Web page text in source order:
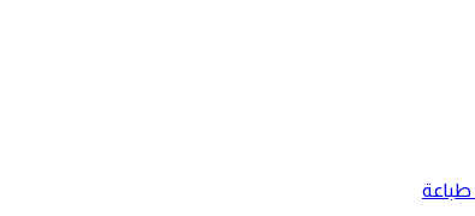
طباعة